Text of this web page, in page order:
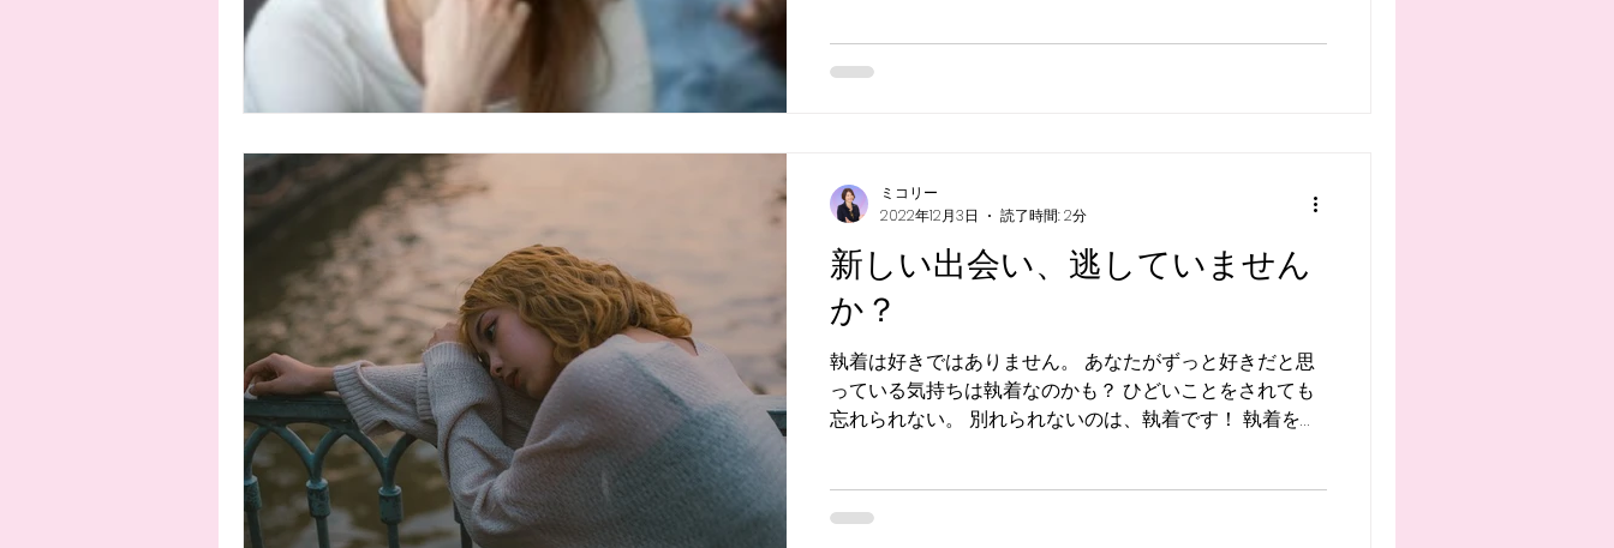
新しい出会い、逃していません
か？
執着は好きではありません。 あなたがずっと好きだと思
っている気持ちは執着なのかも？ ひどいことをされても
忘れられない。 別れられないのは、執着です！ 執着を断
ミコリー
2022年12月3日
読了時間: 2分